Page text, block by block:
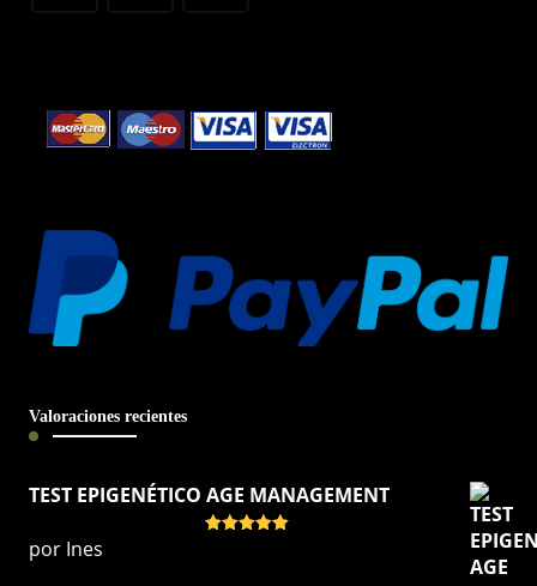
Valoraciones recientes
TEST EPIGENÉTICO AGE MANAGEMENT
por Ines